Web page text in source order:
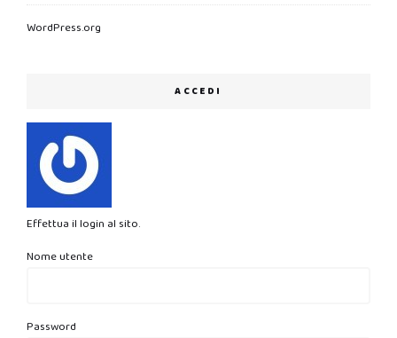
WordPress.org
ACCEDI
Effettua il login al sito.
Nome utente
Password